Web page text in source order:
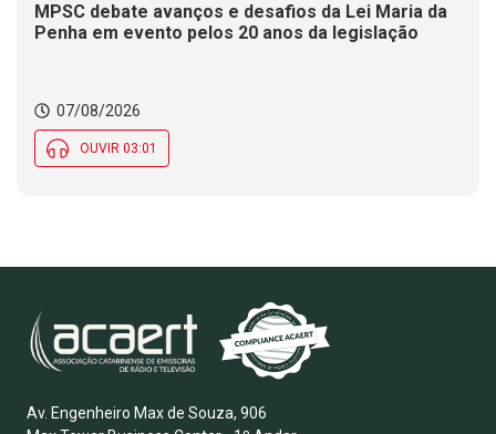
MPSC debate avanços e desafios da Lei Maria da
Penha em evento pelos 20 anos da legislação
07/08/2026
OUVIR 03:01
Av. Engenheiro Max de Souza, 906